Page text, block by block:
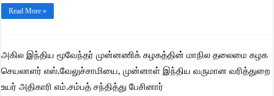
Read More »
அகில இந்திய மூவேந்தர் முன்னணிக் கழகத்தின் மாநில தலைமை கழக
செயலாளர் எஸ்.வேலுச்சாமியை, முன்னாள் இந்திய வருமான வரித்துறை
உயர் அதிகாரி எம்.சம்பத் சந்தித்து பேசினார்